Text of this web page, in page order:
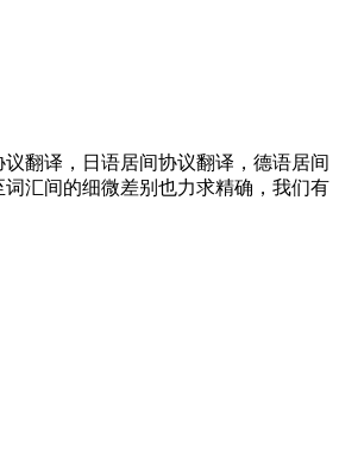
翻译，日语居间协议翻译，德语居间
汇间的细微差别也力求精确，我们有